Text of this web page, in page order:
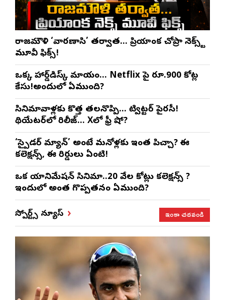
రాజమౌళి ‘వారణాసి’ తర్వాత… ప్రియాంక చోప్రా నెక్స్ట్
మూవీ ఫిక్స్!
ఒక్క హార్డ్‌డిస్క్ మాయం… Netflix పై రూ.900 కోట్ల
కేసు!అందులో ఏముంది?
సినిమావాళ్లకు కొత్త తలనొప్పి… ట్విట్టర్ పైరసీ!
థియేటర్‌లో రిలీజ్… Xలో ఫ్రీ షో?
‘స్పైడర్ మ్యాన్’ అంటే మనోళ్లకు ఇంత పిచ్చా? ఈ
కలెక్షన్స్, ఈ రికార్డులు ఏంటి!
ఒక యానిమేషన్ సినిమా..20 వేల కోట్లు కలెక్షన్స్ ?
ఇందులో అంత గొప్పతనం ఏముంది?
స్పోర్ట్స్ న్యూస్ ఇంకా చదవండి